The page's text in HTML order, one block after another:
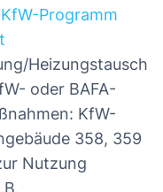
KfW-Programm
Heizungstausch
oder BAFA-
KfW-
358, 359
Nutzung